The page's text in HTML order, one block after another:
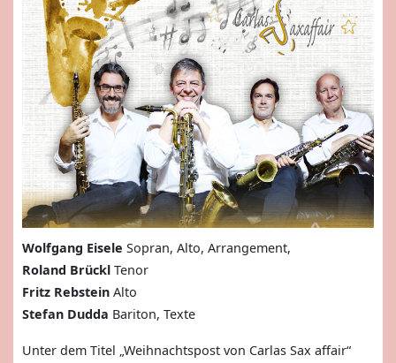
Wolfgang Eisele Sopran, Alto, Arrangement,
Roland Brückl Tenor
Fritz Rebstein Alto
Stefan Dudda Bariton, Texte
Unter dem Titel „Weihnachtspost von Carlas Sax­ affair“